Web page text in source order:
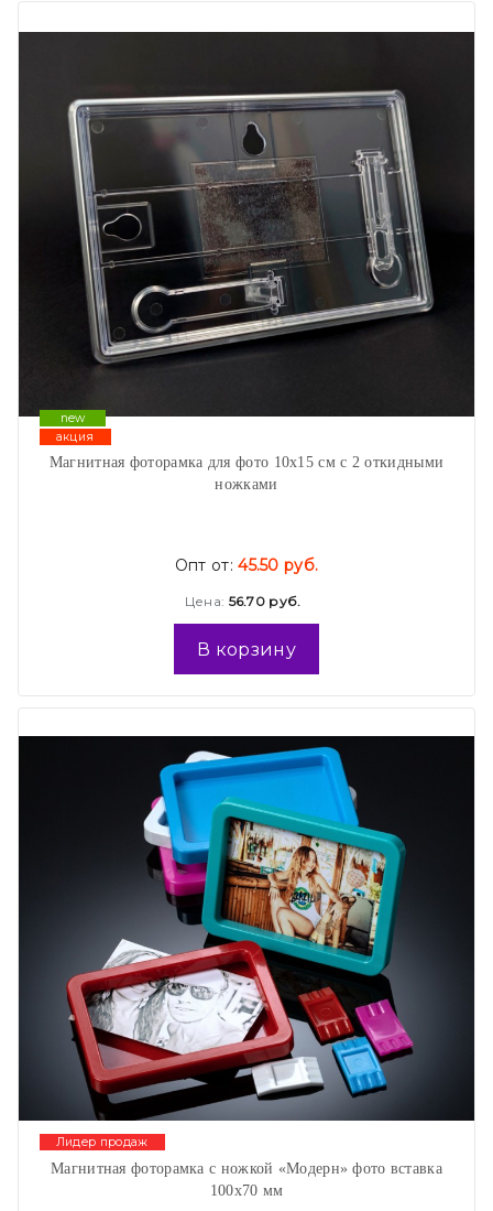
new
акция
Магнитная фоторамка для фото 10х15 см с 2 откидными
ножками
Опт от:45.50 руб.
Цена: 56.70 руб.
В корзину
Лидер продаж
Магнитная фоторамка с ножкой «Модерн» фото вставка
100х70 мм